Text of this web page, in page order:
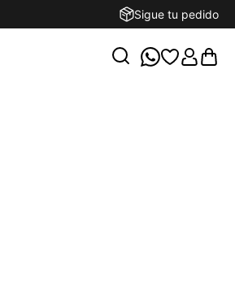
Sigue tu pedido